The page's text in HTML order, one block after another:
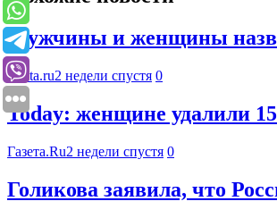
Мужчины и женщины
Lenta.ru2 недели спустя 0
Today: женщине удалили
Газета.Ru2 недели спустя 0
Голикова заявила, что